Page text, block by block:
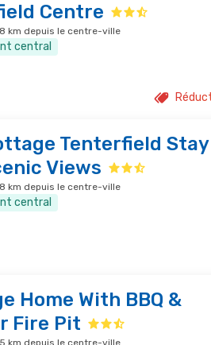
Centre
km depuis le centre-ville
central
Tenterfield Stay
Views
km depuis le centre-ville
central
Home With BBQ &
Fire Pit
km depuis le centre-ville